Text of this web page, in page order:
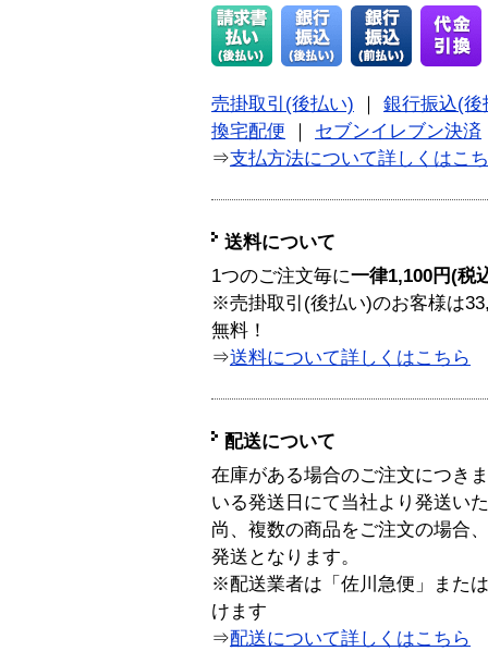
売掛取引(後払い)
銀行振込(後
換宅配便
セブンイレブン決済
⇒支払方法について詳しくはこ
送料について
1つのご注文毎に一律1,100円(税
※売掛取引(後払い)のお客様は
無料！
⇒送料について詳しくはこちら
配送について
在庫がある場合のご注文につき
いる発送日にて当社より発送い
尚、複数の商品をご注文の場合
発送となります。
※配送業者は「佐川急便」また
けます
⇒配送について詳しくはこちら